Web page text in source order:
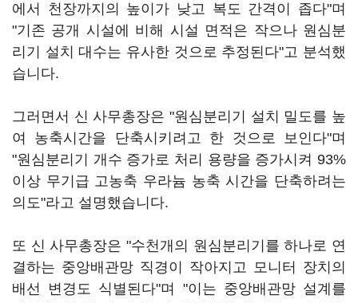
에서 천장까지의 높이가 낮고 복도 간격이 좁다"며
"기존 공개 시설에 비해 시설 면적은 작으나 원심분
리기 설치 대수는 유사한 것으로 추정된다"고 분석했
습니다.
그러면서 신 사무총장은 "원심분리기 설치 밀도를 높
여 농축시간을 단축시키려고 한 것으로 보인다"며
"원심분리기 개수 증가로 처리 용량을 증가시켜 93%
이상 무기급 고농축 우라늄 농축 시간을 단축하려는
의도"라고 설명했습니다.
또 신 사무총장은 "수천개의 원심분리기를 하나로 연
결하는 중앙배관망 직경이 작아지고 모니터 장치의
배선 변경도 식별된다"며 "이는 중앙배관망 설계를